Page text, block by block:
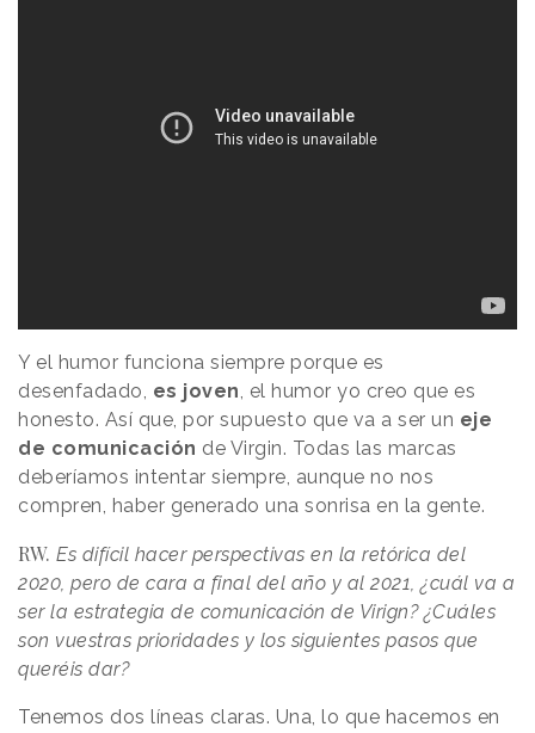
Y el humor funciona siempre porque es
desenfadado, es joven, el humor yo creo que es
honesto. Así que, por supuesto que va a ser un eje
de comunicación de Virgin. Todas las marcas
deberíamos intentar siempre, aunque no nos
compren, haber generado una sonrisa en la gente.
RW. Es difícil hacer perspectivas en la retórica del
2020, pero de cara a final del año y al 2021, ¿cuál va a
ser la estrategia de comunicación de Virign? ¿Cuáles
son vuestras prioridades y los siguientes pasos que
queréis dar?
Tenemos dos líneas claras. Una, lo que hacemos en